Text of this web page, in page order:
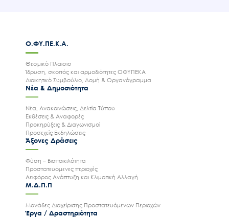
Ο.ΦΥ.ΠΕ.Κ.Α.
Θεσμικό Πλαισιο
Ίδρυση, σκοπός και αρμοδιότητες ΟΦΥΠΕΚΑ
Διοικητικό Συμβούλιο, Δομή & Οργανόγραμμα
Νέα & Δημοσιότητα
Νέα, Ανακοινώσεις, Δελτία Τύπου
Εκθέσεις & Αναφορές
Προκηρύξεις & Διαγωνισμοί
Προσεχείς Εκδηλώσεις
Άξονες Δράσεις
Φύση – Βιοποικιλότητα
Προστατευόμενες περιοχές
Αειφόρος Ανάπτυξη και Κλιματική Αλλαγή
Μ.Δ.Π.Π
Μονάδες Διαχείρισης Προστατευόμενων Περιοχών
Έργα / Δραστηριότητα